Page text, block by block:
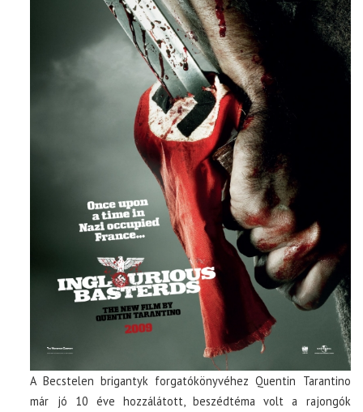
A Becstelen brigantyk forgatókönyvéhez Quentin Tarantino
már jó 10 éve hozzálátott, beszédtéma volt a rajongók